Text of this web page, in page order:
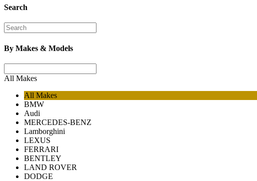
Search
By Makes & Models
All Makes
All Makes
BMW
Audi
MERCEDES-BENZ
Lamborghini
LEXUS
FERRARI
BENTLEY
LAND ROVER
DODGE